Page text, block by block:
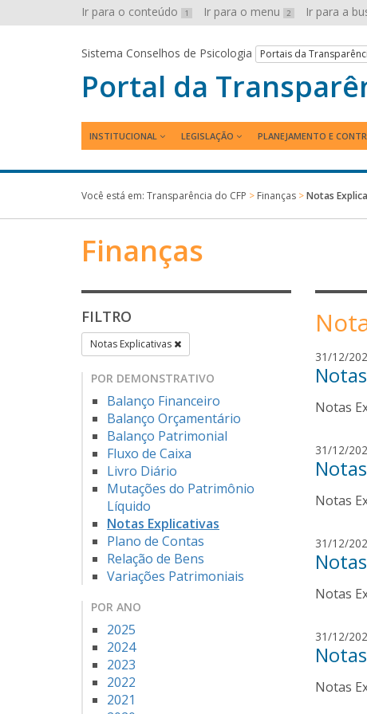
Ir para o conteúdo 1 Ir para o menu 2 Ir para a
Sistema Conselhos de Psicologia Portais da
Portal da
INSTITUCIONAL LEGISLAÇÃO PLANEJAMENTO E
Você está em: Transparência do CFP > Finanças >Notas
Finanças
FILTRO
Notas Explicativas
POR DEMONSTRATIVO
Balanço Financeiro
Balanço Orçamentário
Balanço Patrimonial
Fluxo de Caixa
Livro Diário
Mutações do Patrimônio
Líquido
Notas Explicativas
Plano de Contas
Relação de Bens
Variações Patrimoniais
POR ANO
2025
2024
2023
2022
2021
31/12/
Notas
31/12/
Notas
31/12/
Notas
31/12/
Notas